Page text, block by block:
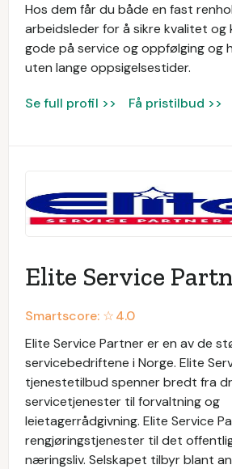
Hos dem får du både en fast
arbeidsleder for å sikre kvalitet og
gode på service og oppfølging og
uten lange oppsigelsestider.
Se full profil >> Få pristilbud >>
Elite Service
Smartscore: ☆4.0
Elite Service Partner er en av de
servicebedriftene i Norge. Elite
tjenestetilbud spenner bredt fra
servicetjenester til forvaltning og
leietagerrådgivning. Elite Service
rengjøringstjenester til det
næringsliv. Selskapet tilbyr blant